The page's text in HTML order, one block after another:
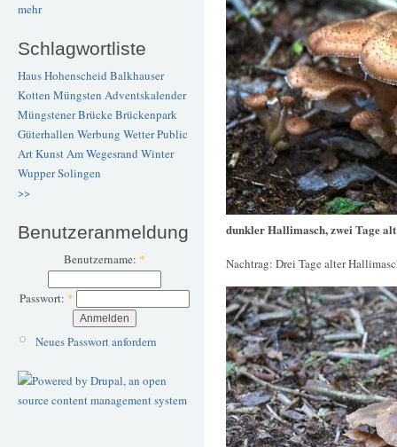
mehr
Schlagwortliste
Haus Hohenscheid Balkhauser
Kotten Müngsten Adventskalender
Müngstener BrückeBrückenpark
Güterhallen Werbung WetterPublic
ArtKunstAm Wegesrand Winter
WupperSolingen
>>
Benutzeranmeldung
Benutzername: *
Passwort: *
Neues Passwort anfordern
dunkler Hallimasch, zwei Tage alt
Nachtrag: Drei Tage alter